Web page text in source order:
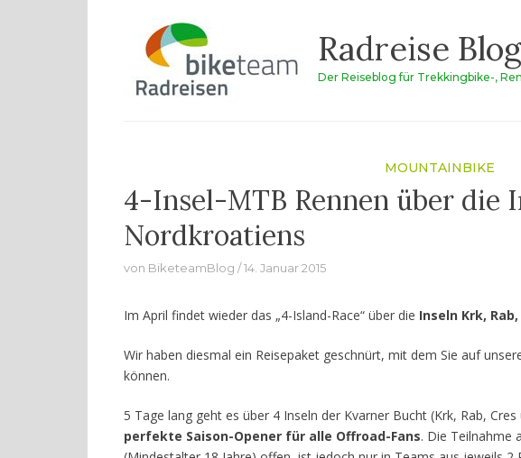
springen
Radreise Blog
Der Reiseblog für Trekkingbike-,
MOUNTAINBIKE
4-Insel-MTB Rennen über die
Nordkroatiens
von BiketeamBlog 14. Januar 2015
Im April findet wieder das „4-Island-Race“ über die Inseln Krk,
Wir haben diesmal ein Reisepaket geschnürt, mit dem Sie auf
können.
5 Tage lang geht es über 4 Inseln der Kvarner Bucht (Krk, Rab,
perfekte Saison-Opener für alle Offroad-Fans. Die Teilnahme